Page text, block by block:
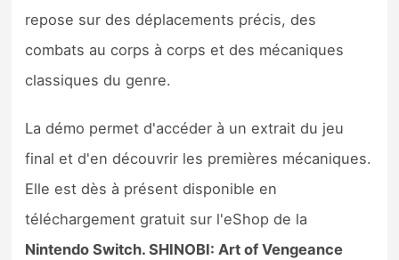
repose sur des déplacements précis, des
combats au corps à corps et des mécaniques
classiques du genre.
La démo permet d'accéder à un extrait du jeu
final et d'en découvrir les premières mécaniques.
Elle est dès à présent disponible en
téléchargement gratuit sur l'eShop de la
Nintendo Switch. SHINOBI: Art of Vengeance